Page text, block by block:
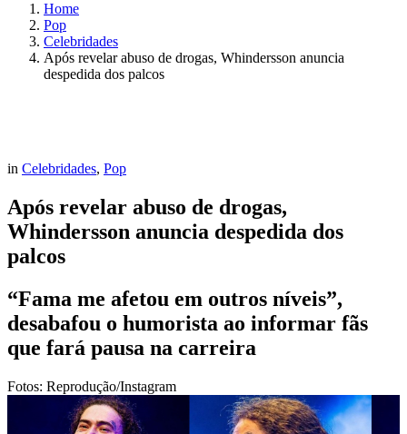
Home
Pop
Celebridades
Após revelar abuso de drogas, Whindersson anuncia
despedida dos palcos
in Celebridades, Pop
Após revelar abuso de drogas,
Whindersson anuncia despedida dos
palcos
“Fama me afetou em outros níveis”,
desabafou o humorista ao informar fãs
que fará pausa na carreira
Fotos: Reprodução/Instagram